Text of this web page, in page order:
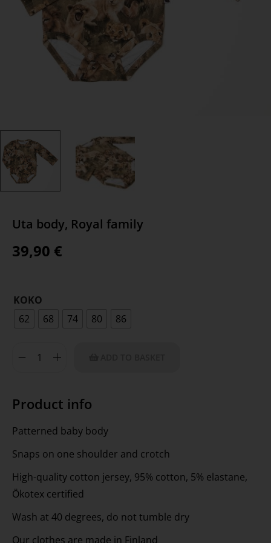
Uta body, Royal family
39,90 €
KOKO
62
68 74 80 86
Product info
Patterned baby body
Snaps on one shoulder and crotch
High-quality cotton jersey, 95% cotton, 5% elastane,
Ökotex certified
Wash at 40 degrees, do not tumble dry
Our clothes are made in Finland